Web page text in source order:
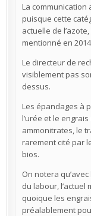
La communication
puisque cette
actuelle de
mentionné en
Le directeur de
visiblement pas
dessus.
Les épandages à
l’urée et le
ammonitrates, le
rarement cité par
bios.
On notera
du labour, l’actuel
quoique les
préalablement